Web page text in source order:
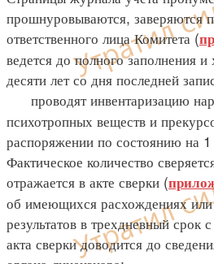
прошнуровываются, заверяются
ответственного лица Комитета (
ведется до полного заполнения и
десяти лет со дня последней
проводят инвентаризацию
психотропных веществ и
распоряжении по состоянию на
Фактическое количество
отражается в акте сверки (
об имеющихся расхождениях или
результатов в трехдневный срок
акта сверки доводится до